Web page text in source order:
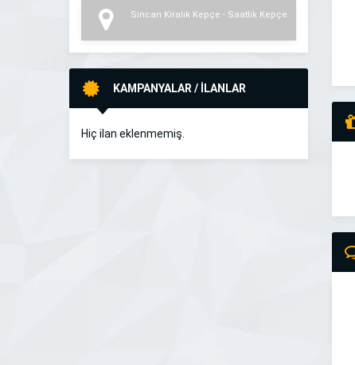
Sincan Kiralık Kepçe - Saatlik Kepçe
KAMPANYALAR / İLANLAR
Hiç ilan eklenmemiş.